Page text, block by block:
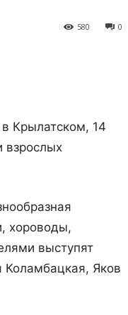
0
580
Крылатском, 14
взрослых
хороводы,
выступят
Коламбацкая, Яков